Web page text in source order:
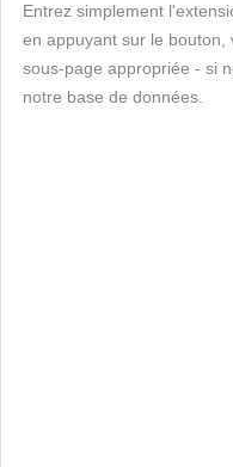
Entrez simplement
en appuyant sur le bouton,
sous-page appropriée - si
notre base de données.